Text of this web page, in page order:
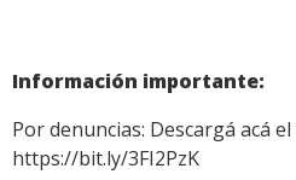
Información importante:
Por denuncias: Descargá acá
https://bit.ly/3FI2PzK